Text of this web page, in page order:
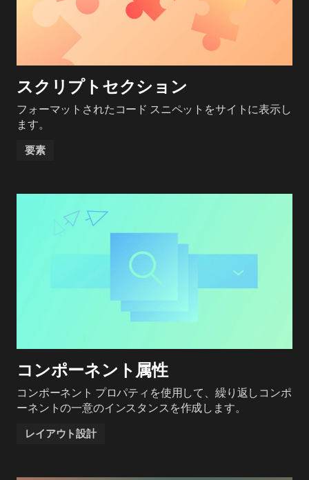
スクリプトセクション
フォーマットされたコード スニペットをサイトに表示し
ます。
要素
コンポーネント属性
コンポーネント プロパティを使用して、繰り返しコンポ
ーネントの一意のインスタンスを作成します。
レイアウト設計